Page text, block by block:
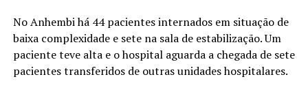
No Anhembi há 44 pacientes internados em situação de
baixa complexidade e sete na sala de estabilização. Um
paciente teve alta e o hospital aguarda a chegada de sete
pacientes transferidos de outras unidades hospitalares.